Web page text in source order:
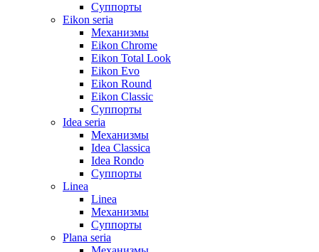
Суппорты
Eikon seria
Механизмы
Eikon Chrome
Eikon Total Look
Eikon Evo
Eikon Round
Eikon Classic
Суппорты
Idea seria
Механизмы
Idea Classica
Idea Rondo
Суппорты
Linea
Linea
Механизмы
Суппорты
Plana seria